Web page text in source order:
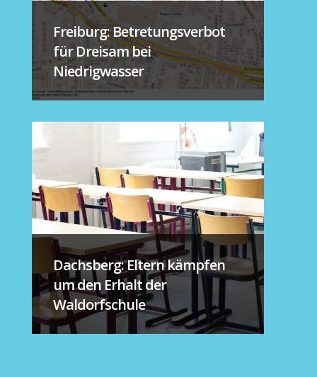
Freiburg: Betretungsverbot
für Dreisam bei
Niedrigwasser
Dachsberg: Eltern kämpfen
um den Erhalt der
Waldorfschule